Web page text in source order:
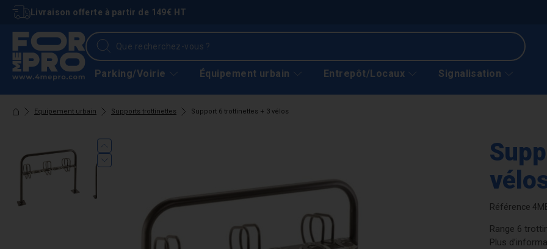
Livraison offerte à partir de 149€ HT
Parking/Voirie Équipement urbain Entrepôt/Locaux Signalisation
Equipement urbain Supports trottinettes Support 6 trottinettes + 3 vélos
Référence
Range 6
Plus